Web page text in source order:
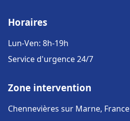
Horaires
Lun-Ven: 8h-19h
Service d'urgence 24/7
Zone intervention
Chennevières sur Marne, France